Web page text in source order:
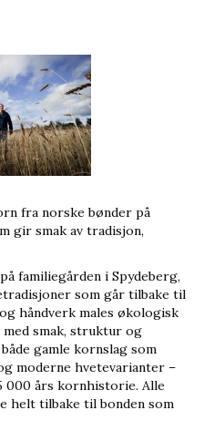
fra norske bønder på
gir smak av tradisjon,
familiegården i Spydeberg,
som går tilbake til
håndverk males økologisk
smak, struktur og
gamle kornslag som
moderne hvetevarianter –
000 års kornhistorie. Alle
helt tilbake til bonden som